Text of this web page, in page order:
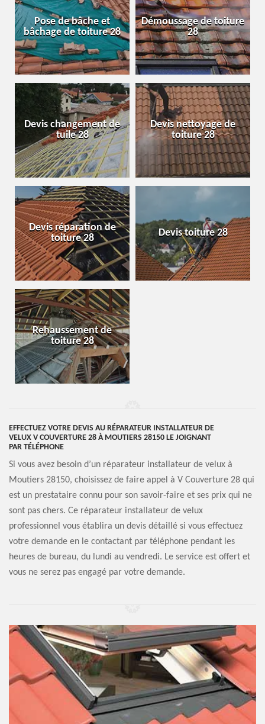
Pose de bâche et
bâchage de toiture 28
Démoussage de toiture
28
Devis changement de
tuile 28
Devis nettoyage de
toiture 28
Devis réparation de
toiture 28
Devis toiture 28
Rehaussement de
toiture 28
EFFECTUEZ VOTRE DEVIS AU RÉPARATEUR INSTALLATEUR DE
VELUX V COUVERTURE 28 À MOUTIERS 28150 LE JOIGNANT
PAR TÉLÉPHONE
Si vous avez besoin d’un réparateur installateur de velux à
Moutiers 28150, choisissez de faire appel à V Couverture 28 qui
est un prestataire connu pour son savoir-faire et ses prix qui ne
sont pas chers. Ce réparateur installateur de velux
professionnel vous établira un devis détaillé si vous effectuez
votre demande en le contactant par téléphone pendant les
heures de bureau, du lundi au vendredi. Le service est offert et
vous ne serez pas engagé par votre demande.